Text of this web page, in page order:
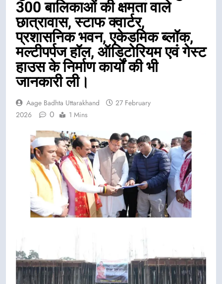
300 बालिकाओं की क्षमता वाले
छात्रावास, स्टाफ क्वार्टर,
प्रशासनिक भवन, एकेडमिक ब्लॉक,
मल्टीपर्पज हॉल, ऑडिटोरियम एवं गेस्ट
हाउस के निर्माण कार्यों की भी
जानकारी ली।
Aage Badhta Uttarakhand
27 February
2026
0 1 Mins